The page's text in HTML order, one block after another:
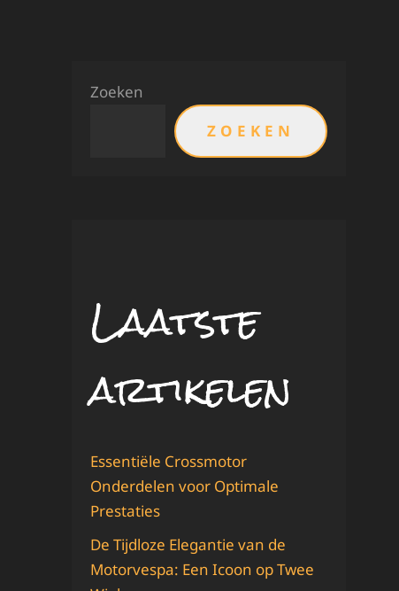
Zoeken
ZOEKEN
Laatste
artikelen
Essentiële Crossmotor
Onderdelen voor Optimale
Prestaties
De Tijdloze Elegantie van de
Motorvespa: Een Icoon op Twee